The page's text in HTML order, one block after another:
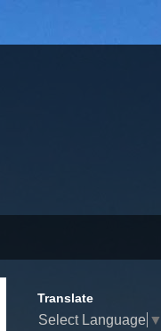
Translate
Select Language ▼